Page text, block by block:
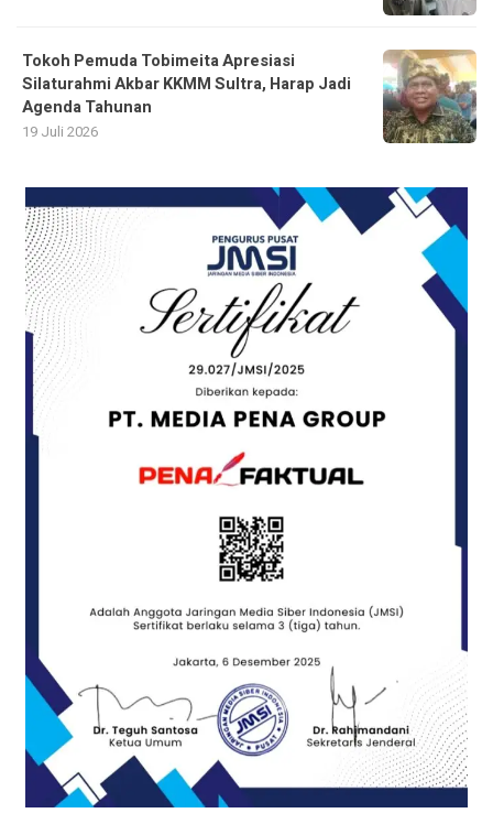
Tokoh Pemuda Tobimeita Apresiasi
Silaturahmi Akbar KKMM Sultra, Harap Jadi
Agenda Tahunan
19 Juli 2026